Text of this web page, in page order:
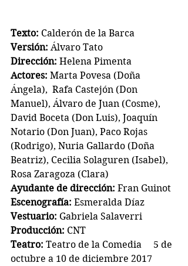
Texto: Calderón de la Barca
Versión: Álvaro Tato
Dirección: Helena Pimenta
Actores: Marta Povesa (Doña
Ángela),  Rafa Castejón (Don
Manuel), Álvaro de Juan (Cosme),
David Boceta (Don Luis), Joaquín
Notario (Don Juan), Paco Rojas
(Rodrigo), Nuria Gallardo (Doña
Beatriz), Cecilia Solaguren (Isabel),
Rosa Zaragoza (Clara)
Ayudante de dirección: Fran Guinot
Escenografía: Esmeralda Díaz
Vestuario: Gabriela Salaverri
Producción: CNT
Teatro: Teatro de la Comedia     5 de
octubre a 10 de diciembre 2017